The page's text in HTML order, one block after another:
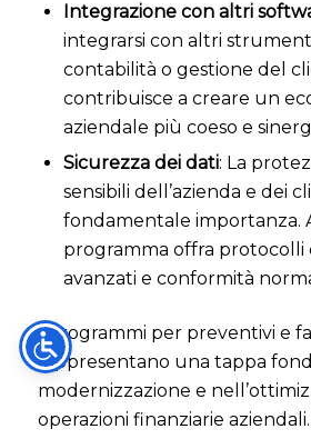
Integrazione con altri
integrarsi con altri
contabilità o gestione del
contribuisce a creare un
aziendale più coeso e
Sicurezza dei dati: La
sensibili dell’azienda e dei
fondamentale importanza.
programma offra protocolli
avanzati e conformità
I programmi per preventivi e
rappresentano una tappa
modernizzazione e
operazioni finanziarie